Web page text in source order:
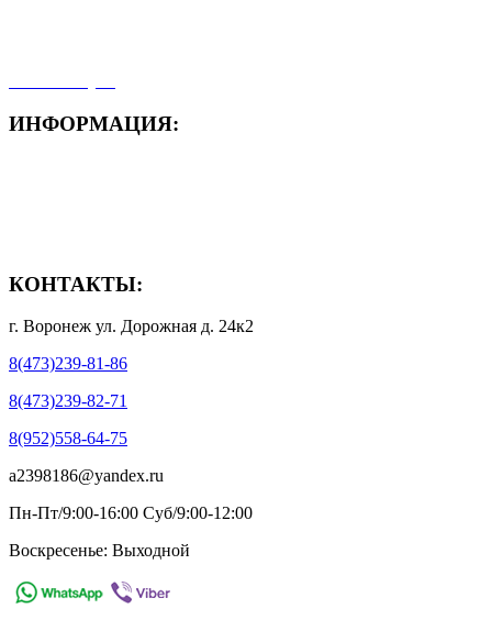
ИНФОРМАЦИЯ:
КОНТАКТЫ:
г. Воронеж ул. Дорожная д. 24к2
8(473)239-81-86
8(473)239-82-71
8(952)558-64-75
a2398186@yandex.ru
Пн-Пт/9:00-16:00 Суб/9:00-12:00
Воскресенье: Выходной